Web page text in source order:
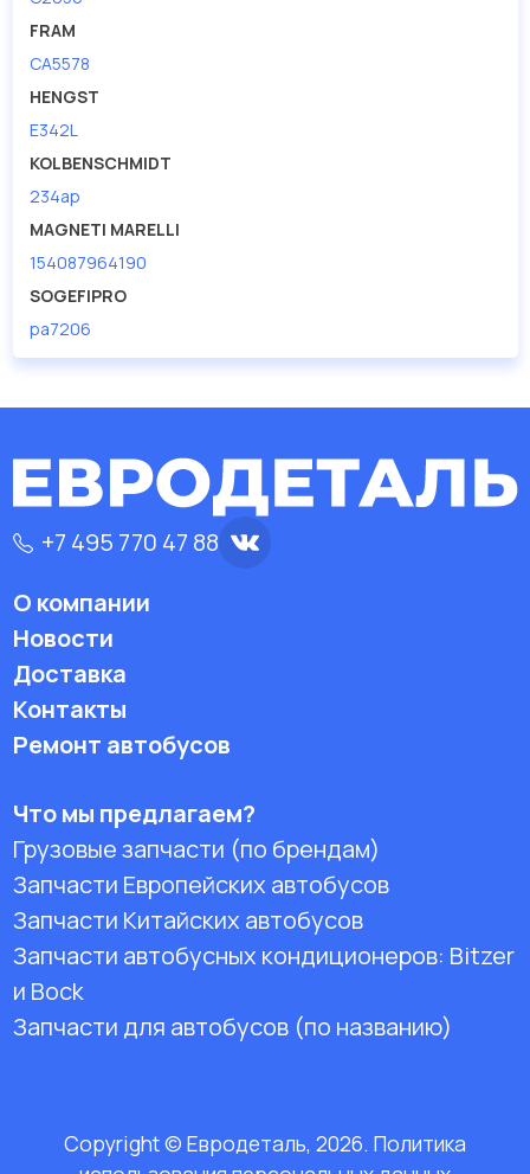
FRAM
CA5578
HENGST
E342L
KOLBENSCHMIDT
234ap
MAGNETI MARELLI
154087964190
SOGEFIPRO
pa7206
+7 495 770 47 88
О компании
Новости
Доставка
Контакты
Ремонт автобусов
Что мы предлагаем?
Грузовые запчасти (по брендам)
Запчасти Европейских автобусов
Запчасти Китайских автобусов
Запчасти автобусных кондиционеров: Bitzer
и Bock
Запчасти для автобусов (по названию)
Copyright © Евродеталь, 2026. Политика